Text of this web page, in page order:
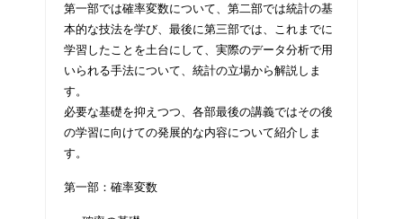
第一部では確率変数について、第二部では統計の基
本的な技法を学び、最後に第三部では、これまでに
学習したことを土台にして、実際のデータ分析で用
いられる手法について、統計の立場から解説しま
す。
必要な基礎を抑えつつ、各部最後の講義ではその後
の学習に向けての発展的な内容について紹介しま
す。
第一部：確率変数